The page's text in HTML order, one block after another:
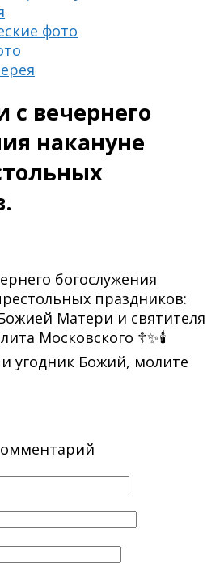
фото
с вечернего
накануне
богослужения
праздников:
Матери и святителя
Московского ☦️✨🕯️
угодник Божий, молите